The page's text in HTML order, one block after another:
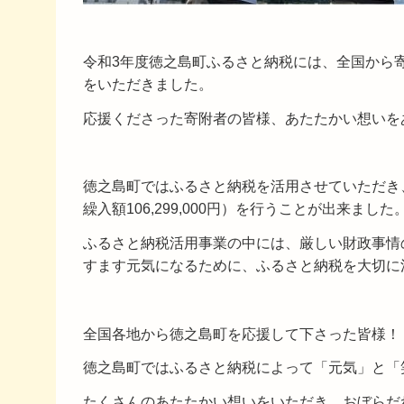
令和3年度徳之島町ふるさと納税には、全国か
をいただきました。
応援くださった寄附者の皆様、あたたかい想い
徳之島町ではふるさと納税を活用させていただ
繰入額106,299,000円）を行うことが出来ました
ふるさと納税活用事業の中には、厳しい財政事
すます元気になるために、ふるさと納税を大切
全国各地から徳之島町を応援して下さった皆様！
徳之島町ではふるさと納税によって「元気」と